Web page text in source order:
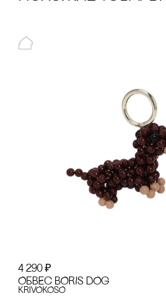
4 290 ₽
ОБВЕс BORIS DOG
KRiVOKOSO